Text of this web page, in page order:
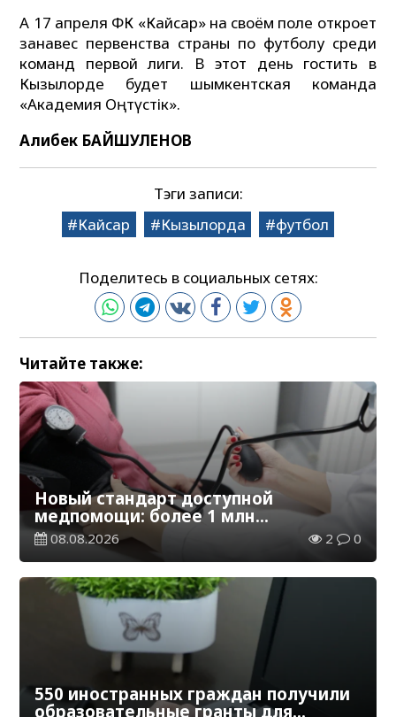
А 17 апреля ФК «Кайсар» на своём поле откроет
занавес первенства страны по футболу среди
команд первой лиги. В этот день гостить в
Кызылорде будет шымкентская команда
«Академия Оңтүстік».
Алибек БАЙШУЛЕНОВ
Тэги записи:
Кайсар
Кызылорда футбол
Поделитесь в социальных сетях:
Читайте также:
Новый стандарт доступной
медпомощи: более 1 млн
казахстанцев получили
телемедицинские услуги
08.08.2026 2 0
550 иностранных граждан получили
образовательные гранты для